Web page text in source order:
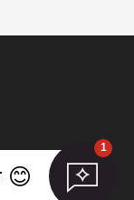
1
😊